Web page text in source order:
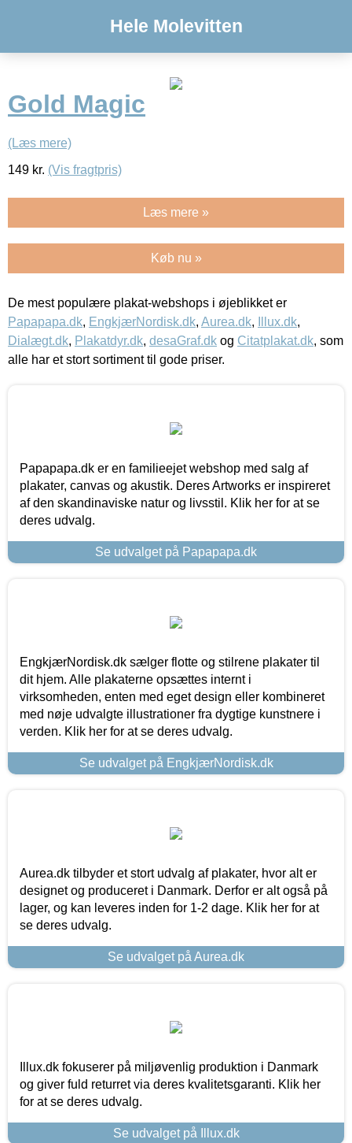
Hele Molevitten
Gold Magic
(Læs mere)
149 kr. (Vis fragtpris)
Læs mere »
Køb nu »
De mest populære plakat-webshops i øjeblikket er
Papapapa.dk, EngkjærNordisk.dk, Aurea.dk, Illux.dk,
Dialægt.dk, Plakatdyr.dk, desaGraf.dk og Citatplakat.dk, som
alle har et stort sortiment til gode priser.
Papapapa.dk er en familieejet webshop med salg af
plakater, canvas og akustik. Deres Artworks er inspireret
af den skandinaviske natur og livsstil. Klik her for at se
deres udvalg.
Se udvalget på Papapapa.dk
EngkjærNordisk.dk sælger flotte og stilrene plakater til
dit hjem. Alle plakaterne opsættes internt i
virksomheden, enten med eget design eller kombineret
med nøje udvalgte illustrationer fra dygtige kunstnere i
verden. Klik her for at se deres udvalg.
Se udvalget på EngkjærNordisk.dk
Aurea.dk tilbyder et stort udvalg af plakater, hvor alt er
designet og produceret i Danmark. Derfor er alt også på
lager, og kan leveres inden for 1-2 dage. Klik her for at
se deres udvalg.
Se udvalget på Aurea.dk
Illux.dk fokuserer på miljøvenlig produktion i Danmark
og giver fuld returret via deres kvalitetsgaranti. Klik her
for at se deres udvalg.
Se udvalget på Illux.dk